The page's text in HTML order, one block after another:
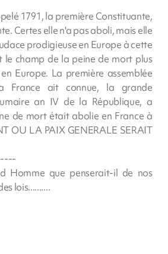
1791, la première Constituante,
Certes elle n'a pas aboli, mais elle
prodigieuse en Europe à cette
le champ de la peine de mort plus
Europe. La première assemblée
France ait connue, la grande
an IV de la République, a
de mort était abolie en France à
OU LA PAIX GENERALE SERAIT
Homme que penserait-il de nos
lois..........